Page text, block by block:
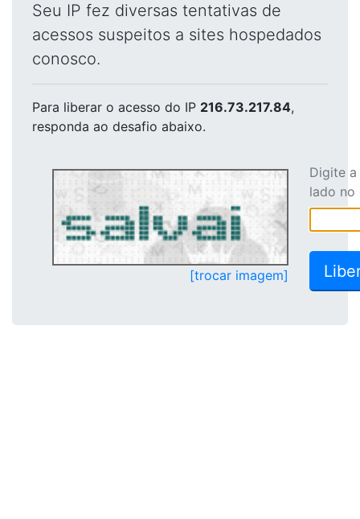
Seu IP fez diversas tentativas de
acessos suspeitos a sites hospedados
conosco.
Para liberar o acesso do IP 216.73.217.84,
responda ao desafio abaixo.
[trocar imagem]
Digite
lado no